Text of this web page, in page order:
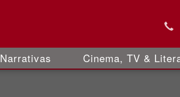
Narrativas Cinema, TV &